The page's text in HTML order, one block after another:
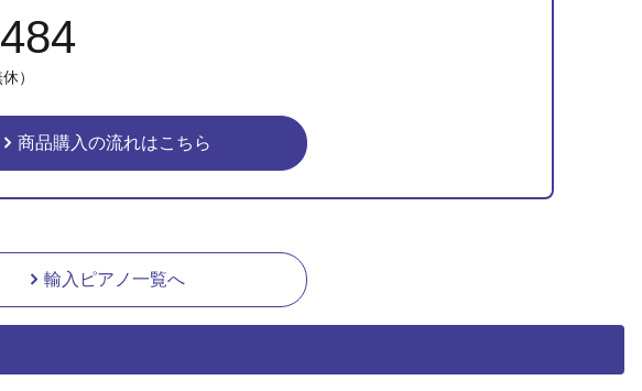
）
商品購入の流れはこちら
輸入ピアノ一覧へ